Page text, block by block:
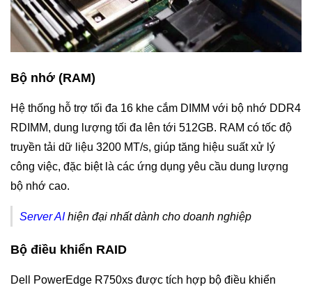
Bộ nhớ (RAM)
Hệ thống hỗ trợ tối đa 16 khe cắm DIMM với bộ nhớ DDR4
RDIMM, dung lượng tối đa lên tới 512GB. RAM có tốc độ
truyền tải dữ liệu 3200 MT/s, giúp tăng hiệu suất xử lý
công việc, đặc biệt là các ứng dụng yêu cầu dung lượng
bộ nhớ cao.
Server AIhiện đại nhất dành cho doanh nghiệp
Bộ điều khiển RAID
Dell PowerEdge R750xs được tích hợp bộ điều khiển